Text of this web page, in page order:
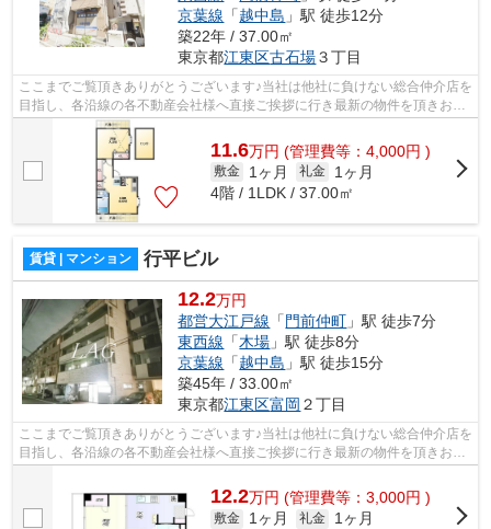
京葉線 「越中島 」駅 徒歩12分
築22年 / 37.00㎡
東京都江東区古石場３丁目
ここまでご覧頂きありがとうございます♪当社は他社に負けない総合仲介店を
目指し、各沿線の各不動産会社様へ直接ご挨拶に行き最新の物件を頂きお客
様へ提供しております！最新の情報は...
11.6万円 (管理費等：4,000円 )
敷金 1ヶ月 礼金
1ヶ月
4階 / 1LDK / 37.00㎡
賃貸 | マンション 行平ビル
12.2万円
都営大江戸線 「 門前仲町 」駅 徒歩7分
東西線 「木場 」駅 徒歩8分
京葉線 「越中島 」駅 徒歩15分
築45年 / 33.00㎡
東京都江東区富岡 ２丁目
ここまでご覧頂きありがとうございます♪当社は他社に負けない総合仲介店を
目指し、各沿線の各不動産会社様へ直接ご挨拶に行き最新の物件を頂きお客
様へ提供しております！最新の情報は...
12.2万円 (管理費等：3,000円 )
敷金 1ヶ月 礼金
1ヶ月